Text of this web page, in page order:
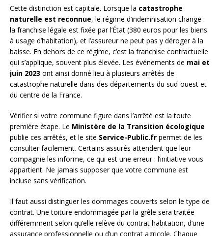
Cette distinction est capitale. Lorsque la catastrophe
naturelle est reconnue, le régime d’indemnisation change :
la franchise légale est fixée par l’État (380 euros pour les biens
à usage d’habitation), et l’assureur ne peut pas y déroger à la
baisse. En dehors de ce régime, c’est la franchise contractuelle
qui s’applique, souvent plus élevée. Les événements de mai et
juin 2023 ont ainsi donné lieu à plusieurs arrêtés de
catastrophe naturelle dans des départements du sud-ouest et
du centre de la France.
Vérifier si votre commune figure dans l’arrêté est la toute
première étape. Le Ministère de la Transition écologique
publie ces arrêtés, et le site Service-Public.fr permet de les
consulter facilement. Certains assurés attendent que leur
compagnie les informe, ce qui est une erreur : l’initiative vous
appartient. Ne jamais supposer que votre commune est
incluse sans vérification.
Il faut aussi distinguer les dommages couverts selon le type de
contrat. Une toiture endommagée par la grêle sera traitée
différemment selon qu’elle relève du contrat habitation, d’une
assurance professionnelle ou d’un contrat agricole. Chaque